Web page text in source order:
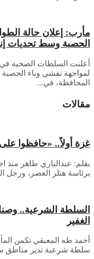
مأرب: إعلان حالة
الحصبة وسط تحديات
أعلنت السلطات الصحية
لمواجهة تفشي وباء
المحافظة، في...
مقالات
غزة أولاً.. «حافظوا على
برئاسة هتلر العصر، ورجل
السلطة الشرعية..
الغفير
أحمد طه المعبقي ​تكمن
سلطة شرعية تدير مناطق